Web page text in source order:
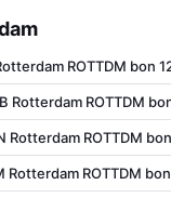
ROTTDM bon
Rotterdam ROTTDM
Rotterdam ROTTDM
Rotterdam ROTTDM